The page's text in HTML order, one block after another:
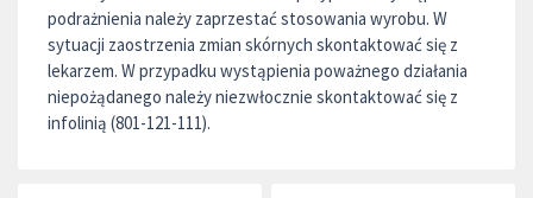
podrażnienia należy zaprzestać stosowania wyrobu. W
sytuacji zaostrzenia zmian skórnych skontaktować się z
lekarzem. W przypadku wystąpienia poważnego działania
niepożądanego należy niezwłocznie skontaktować się z
infolinią (801-121-111).